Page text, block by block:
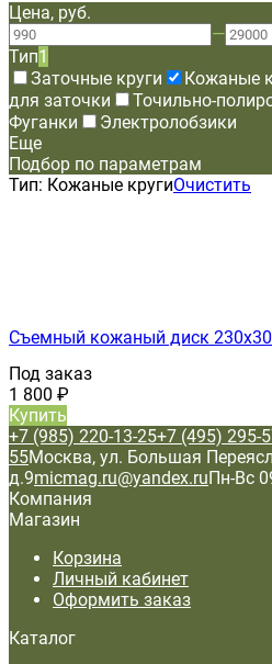
Цена, руб.
—
Тип1
Заточные круги
Кожаные
для заточки
Точильно-
Фуганки
Электролобзики
Еще
Подбор по параметрам
Тип: Кожаные кругиОчистить
Съемный кожаный диск
Под заказ
1 800 ₽
Купить
+7 (985) 220-13-25+7 (495) 295-
55Москва, ул. Большая
д.9micmag.ru@yandex.ruПн-Вс
Компания
Магазин
Корзина
Личный кабинет
Оформить заказ
Каталог